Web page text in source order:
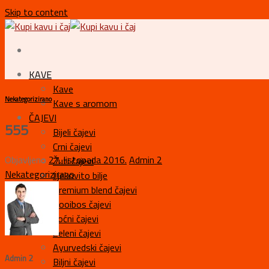
Skip to content
KAVE
Kave
Kave s aromom
ČAJEVI
Bijeli čajevi
Crni čajevi
Žuti čajevi
Ljekovito bilje
Premium blend čajevi
Rooibos čajevi
Voćni čajevi
Zeleni čajevi
Ayurvedski čajevi
Biljni čajevi
Nekategorizirano
555
Objavljeno 27. listopada 2016. Admin 2
Nekategorizirano
Admin 2